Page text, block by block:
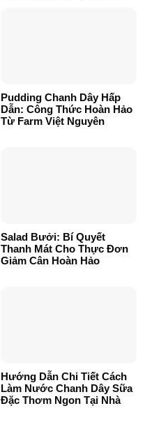
Pudding Chanh Dây Hấp
Dẫn: Công Thức Hoàn Hảo
Từ Farm Việt Nguyên
Salad Bưởi: Bí Quyết
Thanh Mát Cho Thực Đơn
Giảm Cân Hoàn Hảo
Hướng Dẫn Chi Tiết Cách
Làm Nước Chanh Dây Sữa
Đặc Thơm Ngon Tại Nhà